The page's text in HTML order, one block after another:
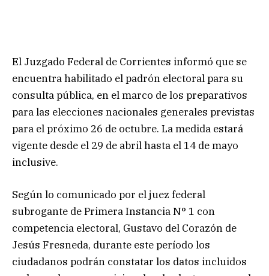
El Juzgado Federal de Corrientes informó que se
encuentra habilitado el padrón electoral para su
consulta pública, en el marco de los preparativos
para las elecciones nacionales generales previstas
para el próximo 26 de octubre. La medida estará
vigente desde el 29 de abril hasta el 14 de mayo
inclusive.
Según lo comunicado por el juez federal
subrogante de Primera Instancia N° 1 con
competencia electoral, Gustavo del Corazón de
Jesús Fresneda, durante este período los
ciudadanos podrán constatar los datos incluidos